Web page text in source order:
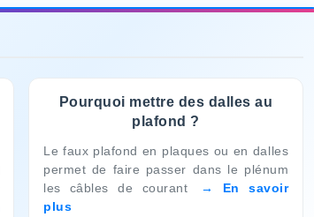
Pourquoi mettre des dalles au
plafond ?
Le faux plafond en plaques ou en dalles
permet de faire passer dans le plénum
les câbles de courant
En savoir
plus